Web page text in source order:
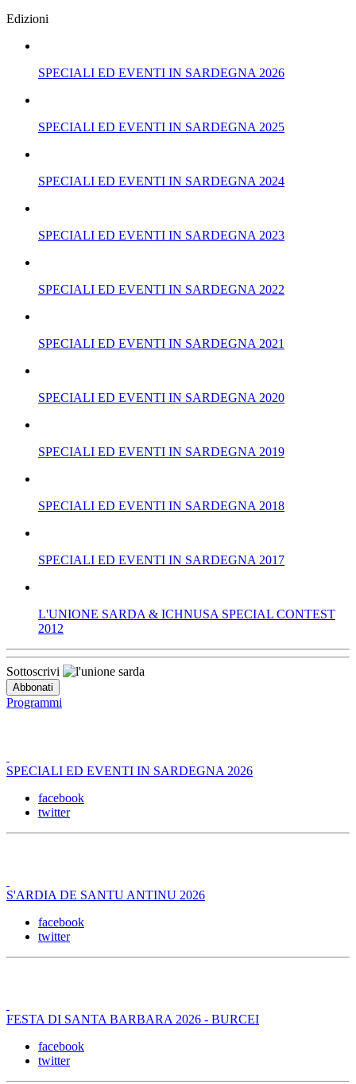
Edizioni
SPECIALI ED EVENTI IN SARDEGNA 2026
SPECIALI ED EVENTI IN SARDEGNA 2025
SPECIALI ED EVENTI IN SARDEGNA 2024
SPECIALI ED EVENTI IN SARDEGNA 2023
SPECIALI ED EVENTI IN SARDEGNA 2022
SPECIALI ED EVENTI IN SARDEGNA 2021
SPECIALI ED EVENTI IN SARDEGNA 2020
SPECIALI ED EVENTI IN SARDEGNA 2019
SPECIALI ED EVENTI IN SARDEGNA 2018
SPECIALI ED EVENTI IN SARDEGNA 2017
L'UNIONE SARDA & ICHNUSA SPECIAL CONTEST
2012
Sottoscrivi
Programmi
SPECIALI ED EVENTI IN SARDEGNA 2026
facebook
twitter
S'ARDIA DE SANTU ANTINU 2026
facebook
twitter
FESTA DI SANTA BARBARA 2026 - BURCEI
facebook
twitter